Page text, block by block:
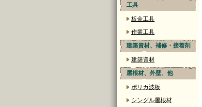
工具
板金工具
作業工具
建築資材、補修・接着剤
建築資材
屋根材、外壁、他
ポリカ波板
シングル屋根材